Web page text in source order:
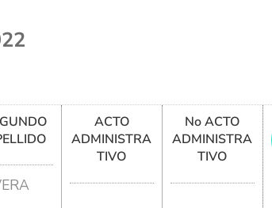
ACTO
ADMINISTRA
TIVO
No ACTO
ADMINISTRA
TIVO